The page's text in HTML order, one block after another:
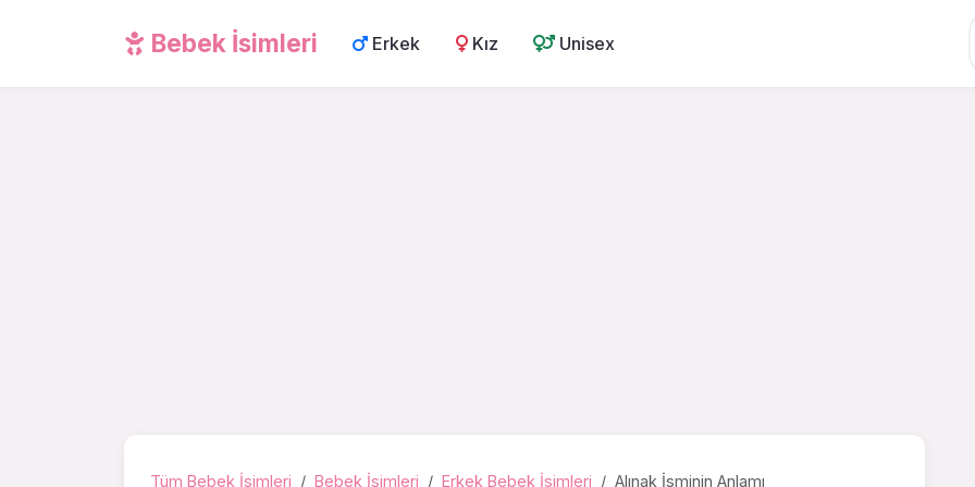
Bebek İsimleri Erkek Kız Unisex
Tüm Bebek İsimleri Bebek İsimleri Erkek Bebek İsimleri Alınak İsminin Anlamı